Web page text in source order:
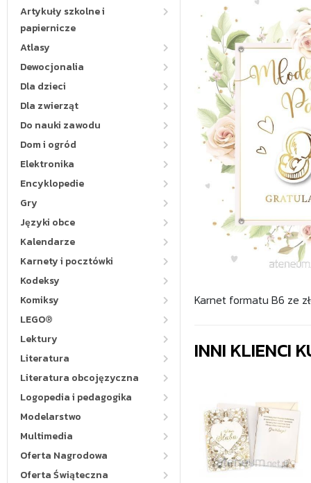
Artykuły szkolne i
papiernicze
Atlasy
Dewocjonalia
Dla dzieci
Dla zwierząt
Do nauki zawodu
Dom i ogród
Elektronika
Encyklopedie
Gry
Języki obce
Kalendarze
Karnety i pocztówki
Kodeksy
Komiksy
LEGO®
Lektury
Literatura
Literatura obcojęzyczna
Logopedia i pedagogika
Modelarstwo
Multimedia
Oferta Nagrodowa
Oferta Świąteczna
Karnet formatu B6 ze
INNI KLIENCI